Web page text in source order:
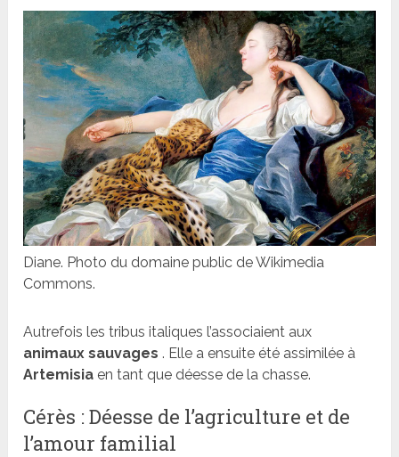
Diane. Photo du domaine public de Wikimedia
Commons.
Autrefois les tribus italiques l’associaient aux
animaux sauvages . Elle a ensuite été assimilée à
Artemisia en tant que déesse de la chasse.
Cérès : Déesse de l’agriculture et de
l’amour familial